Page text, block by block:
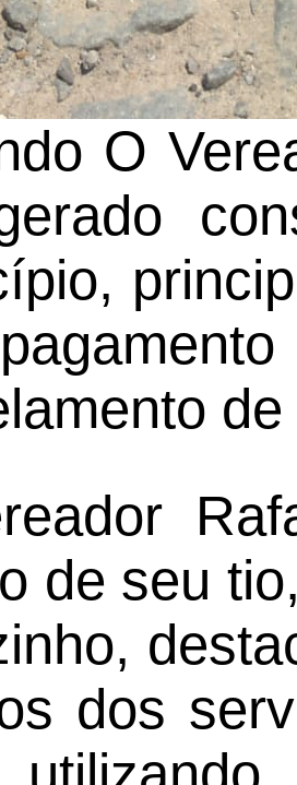
O
de seu
dos